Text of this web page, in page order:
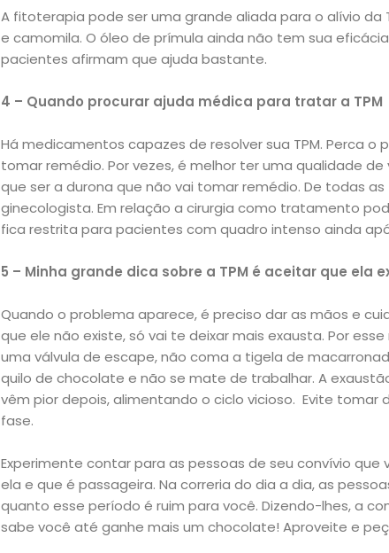
Mães
&
Filhos
Notícias
Opinião
Pets
Receitas
Saúde
e
Qualidade
de
Vida
A fitoterapia pode ser uma grande aliada para o alívio da
e camomila. O óleo de prímula ainda não tem sua
pacientes afirmam que ajuda bastante.
4 – Quando procurar ajuda médica para tratar a TPM
Há medicamentos capazes de resolver sua TPM. Perca o
tomar remédio. Por vezes, é melhor ter uma qualidade
que ser a durona que não vai tomar remédio. De todas
ginecologista. Em relação a cirurgia como tratamento
fica restrita para pacientes com quadro intenso ainda
5 – Minha grande dica sobre a TPM é aceitar que ela
Quando o problema aparece, é preciso dar as mãos e
que ele não existe, só vai te deixar mais exausta. Por
uma válvula de escape, não coma a tigela de
quilo de chocolate e não se mate de trabalhar. A
vêm pior depois, alimentando o ciclo vicioso. Evite tomar
fase.
Experimente contar para as pessoas de seu convívio que
ela e que é passageira. Na correria do dia a dia, as
quanto esse período é ruim para você. Dizendo-lhes, a
sabe você até ganhe mais um chocolate! Aproveite e